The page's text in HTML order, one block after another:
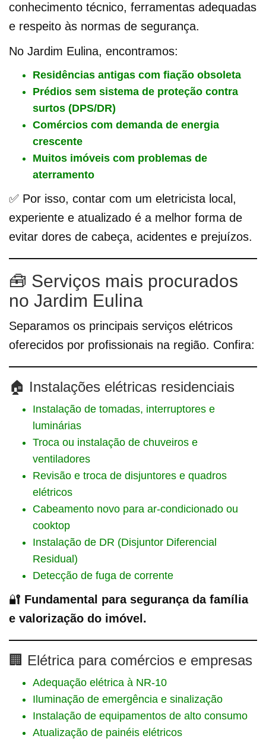
conhecimento técnico, ferramentas adequadas
e respeito às normas de segurança.
No Jardim Eulina, encontramos:
Residências antigas com fiação obsoleta
Prédios sem sistema de proteção contra
surtos (DPS/DR)
Comércios com demanda de energia
crescente
Muitos imóveis com problemas de
aterramento
✅ Por isso, contar com um eletricista local,
experiente e atualizado é a melhor forma de
evitar dores de cabeça, acidentes e prejuízos.
🧰 Serviços mais procurados
no Jardim Eulina
Separamos os principais serviços elétricos
oferecidos por profissionais na região. Confira:
🏠 Instalações elétricas residenciais
Instalação de tomadas, interruptores e
luminárias
Troca ou instalação de chuveiros e
ventiladores
Revisão e troca de disjuntores e quadros
elétricos
Cabeamento novo para ar-condicionado ou
cooktop
Instalação de DR (Disjuntor Diferencial
Residual)
Detecção de fuga de corrente
🔐 Fundamental para segurança da família
e valorização do imóvel.
🏢 Elétrica para comércios e empresas
Adequação elétrica à NR-10
Iluminação de emergência e sinalização
Instalação de equipamentos de alto consumo
Atualização de painéis elétricos